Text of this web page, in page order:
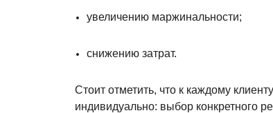
увеличению маржинальности;
снижению затрат.
Стоит отметить, что к каждому
индивидуально: выбор конкретного